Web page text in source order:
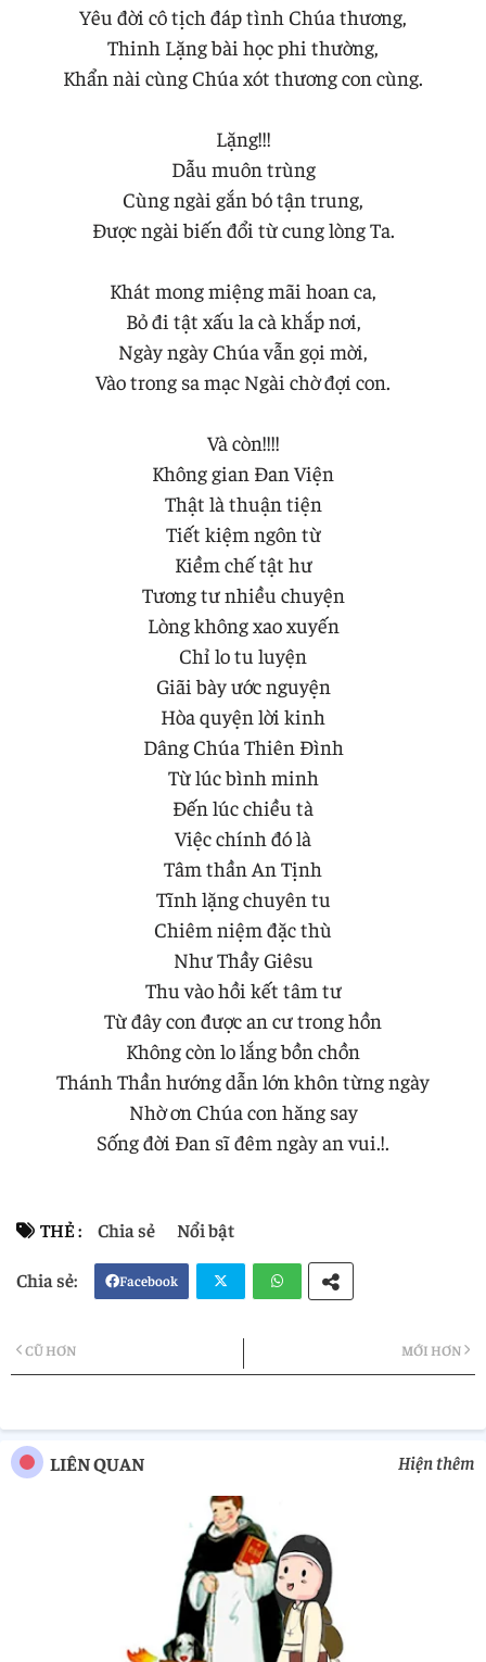
Yêu đời cô tịch đáp tình Chúa thương,
Thinh Lặng bài học phi thường,
Khẩn nài cùng Chúa xót thương con cùng.
Lặng!!!
Dẫu muôn trùng
Cùng ngài gắn bó tận trung,
Được ngài biến đổi từ cung lòng Ta.
Khát mong miệng mãi hoan ca,
Bỏ đi tật xấu la cà khắp nơi,
Ngày ngày Chúa vẫn gọi mời,
Vào trong sa mạc Ngài chờ đợi con.
Và còn!!!!
Không gian Đan Viện
Thật là thuận tiện
Tiết kiệm ngôn từ
Kiềm chế tật hư
Tương tư nhiều chuyện
Lòng không xao xuyến
Chỉ lo tu luyện
Giãi bày ước nguyện
Hòa quyện lời kinh
Dâng Chúa Thiên Đình
Từ lúc bình minh
Đến lúc chiều tà
Việc chính đó là
Tâm thần An Tịnh
Tĩnh lặng chuyên tu
Chiêm niệm đặc thù
Như Thầy Giêsu
Thu vào hồi kết tâm tư
Từ đây con được an cư trong hồn
Không còn lo lắng bồn chồn
Thánh Thần hướng dẫn lớn khôn từng ngày
Nhờ ơn Chúa con hăng say
Sống đời Đan sĩ đêm ngày an vui.!.
THẺ : Chia sẻ Nổi bật
Facebook
MỚI HƠN
CŨ HƠN
LIÊN QUAN Hiện thêm